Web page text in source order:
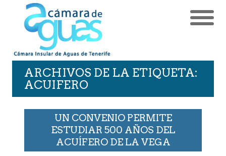
ARCHIVOS DE LA ETIQUETA:
ACUIFERO
UN CONVENIO PERMITE
ESTUDIAR 500 AÑOS DEL
ACUÍFERO DE LA VEGA